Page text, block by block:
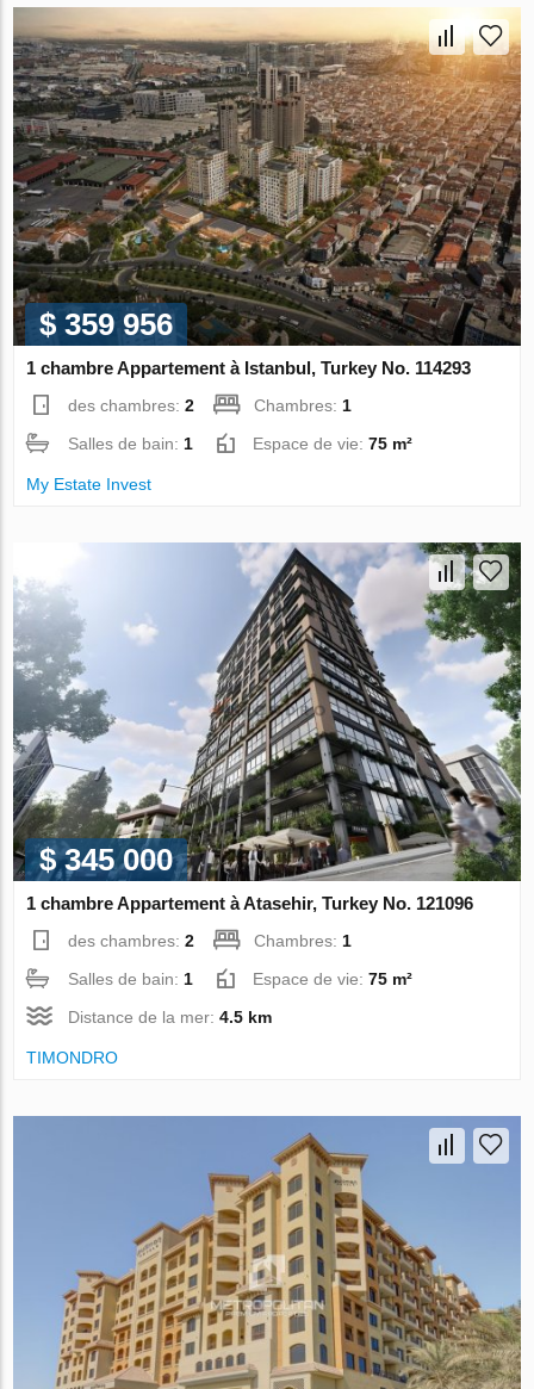
$ 359 956
1 chambre Appartement à Istanbul, Turkey No. 114293
des chambres:2 Chambres: 1
Salles de bain: 1 Espace de vie:75 m²
My Estate Invest
$ 345 000
1 chambre Appartement à Atasehir, Turkey No. 121096
des chambres:2 Chambres: 1
Salles de bain: 1 Espace de vie:75 m²
Distance de la mer:4.5 km
TIMONDRO